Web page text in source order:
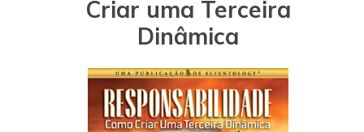
Criar uma Terceira
Dinâmica